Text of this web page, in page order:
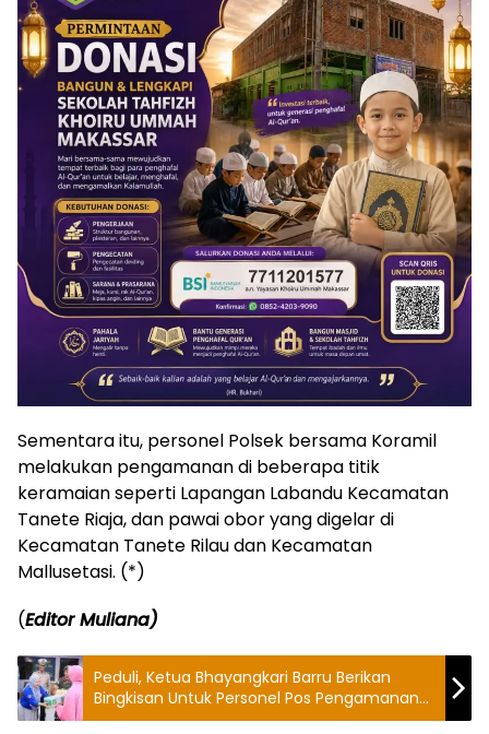
Sementara itu, personel Polsek bersama Koramil
melakukan pengamanan di beberapa titik
keramaian seperti Lapangan Labandu Kecamatan
Tanete Riaja, dan pawai obor yang digelar di
Kecamatan Tanete Rilau dan Kecamatan
Mallusetasi. (*)
(Editor Muliana)
Peduli, Ketua Bhayangkari Barru Berikan
Bingkisan Untuk Personel Pos Pengamanan
Mudik Lebaran 2024